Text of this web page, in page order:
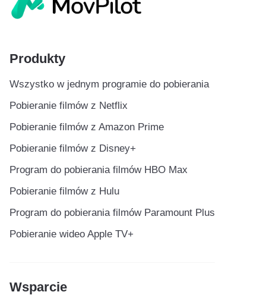
Produkty
Wszystko w jednym programie do pobierania
Pobieranie filmów z Netflix
Pobieranie filmów z Amazon Prime
Pobieranie filmów z Disney+
Program do pobierania filmów HBO Max
Pobieranie filmów z Hulu
Program do pobierania filmów Paramount Plus
Pobieranie wideo Apple TV+
Wsparcie